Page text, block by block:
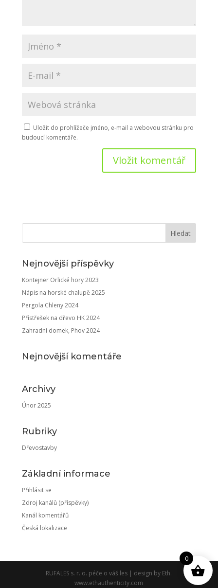
Uložit do prohlížeče jméno, e-mail a webovou stránku pro
budoucí komentáře.
Nejnovější příspěvky
Kontejner Orlické hory 2023
Nápis na horské chalupě 2025
Pergola Chleny 2024
Přístřešek na dřevo HK 2024
Zahradní domek, Phov 2024
Nejnovější komentáře
Archivy
Únor 2025
Rubriky
Dřevostavby
Základní informace
Přihlásit se
Zdroj kanálů (příspěvky)
Kanál komentářů
Česká lokalizace
RUFALES s. r. o. péče o váš les | design by Eth.
www.ethauthenticity.com
0